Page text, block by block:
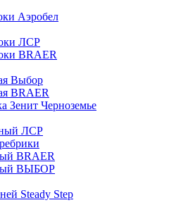
Аэробел
ЛСР
BRAER
Выбор
BRAER
Зенит Черноземье
ЛСР
BRAER
ВЫБОР
Steady Step